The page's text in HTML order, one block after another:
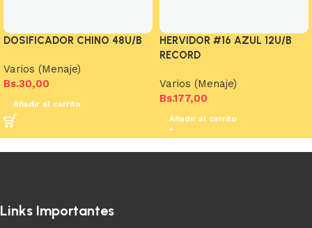
DOSIFICADOR CHINO 48U/B
Varios (Menaje)
Bs.30,00
Añadir al carrito
HERVIDOR #16 AZUL 12U/B
RECORD
Varios (Menaje)
Bs.177,00
Añadir al carrito
Links Importantes